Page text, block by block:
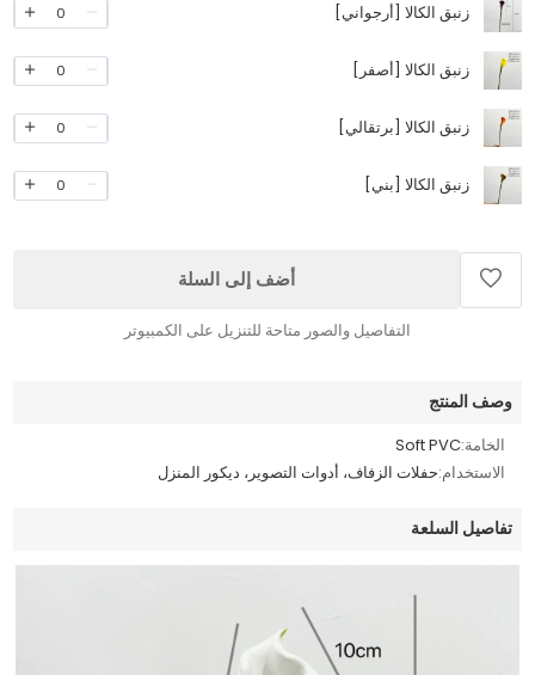
زنبق الكالا [أرجواني] 0
زنبق الكالا [أصفر] 0
زنبق الكالا [برتقالي] 0
زنبق الكالا [بني] 0
أضف إلى السلة
التفاصيل والصور متاحة للتنزيل على الكمبيوتر
وصف المنتج
الخامة:Soft PVC
الاستخدام:حفلات الزفاف، أدوات التصوير، ديكور المنزل
تفاصيل السلعة